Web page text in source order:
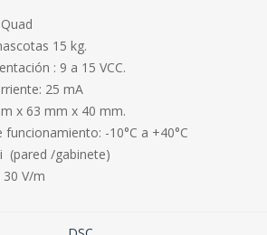
15 kg.
: 9 a 15 VCC.
25 mA
x 63 mm x 40 mm.
-10°C a +40°C
(pared /gabinete)
30 V/m